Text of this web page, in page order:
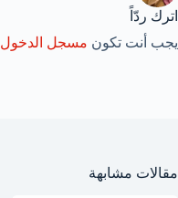
اترك ردّاً
يجب أنت تكون مسجل الدخول
مقالات مشابهة